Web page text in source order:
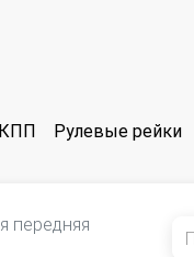
Рулевые рейки
передняя